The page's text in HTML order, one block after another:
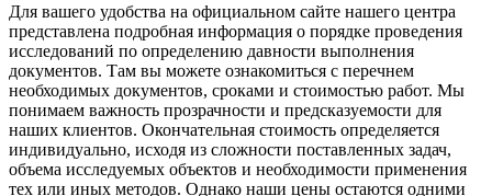
Для вашего удобства на официальном сайте нашего центра
представлена подробная информация о порядке проведения
исследований по определению давности выполнения
документов. Там вы можете ознакомиться с перечнем
необходимых документов, сроками и стоимостью работ. Мы
понимаем важность прозрачности и предсказуемости для
наших клиентов. Окончательная стоимость определяется
индивидуально, исходя из сложности поставленных задач,
объема исследуемых объектов и необходимости применения
тех или иных методов. Однако наши цены остаются одними